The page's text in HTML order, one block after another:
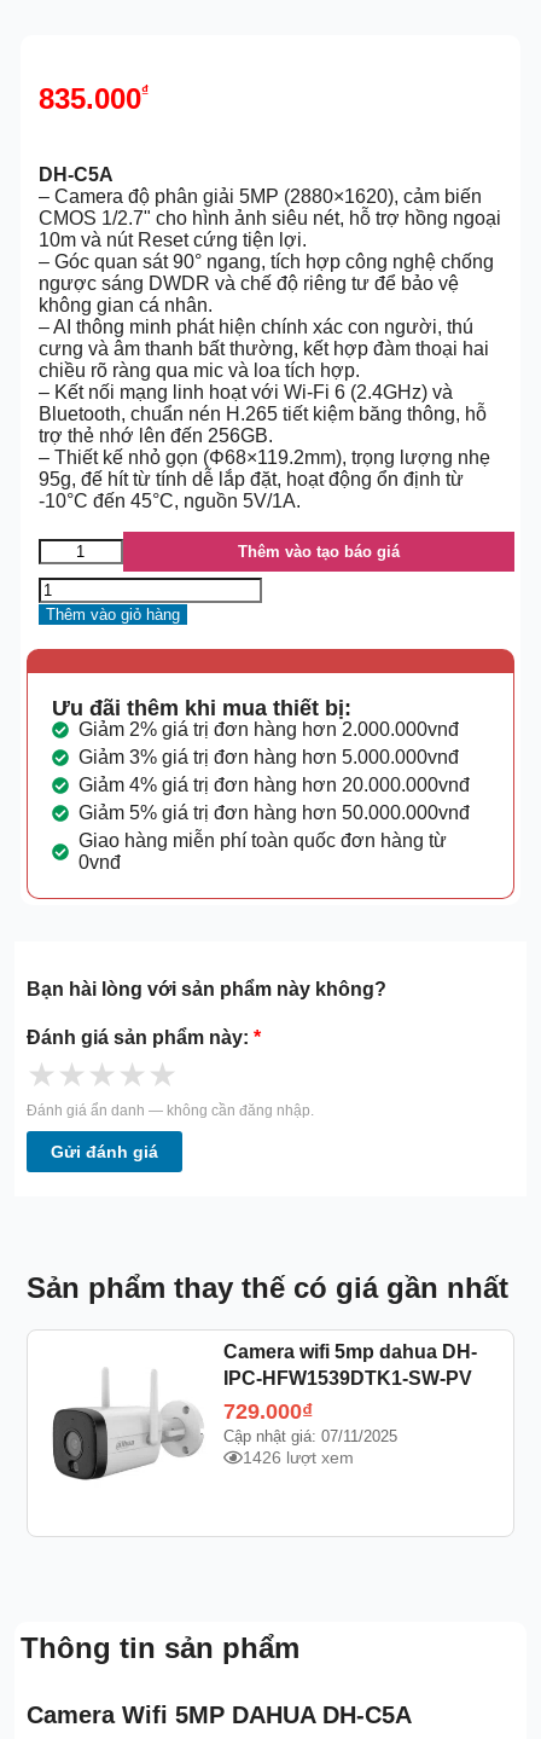
835.000₫
DH-C5A
– Camera độ phân giải 5MP (2880×1620), cảm biến
CMOS 1/2.7" cho hình ảnh siêu nét, hỗ trợ hồng ngoại
10m và nút Reset cứng tiện lợi.
– Góc quan sát 90° ngang, tích hợp công nghệ chống
ngược sáng DWDR và chế độ riêng tư để bảo vệ
không gian cá nhân.
– AI thông minh phát hiện chính xác con người, thú
cưng và âm thanh bất thường, kết hợp đàm thoại hai
chiều rõ ràng qua mic và loa tích hợp.
– Kết nối mạng linh hoạt với Wi-Fi 6 (2.4GHz) và
Bluetooth, chuẩn nén H.265 tiết kiệm băng thông, hỗ
trợ thẻ nhớ lên đến 256GB.
– Thiết kế nhỏ gọn (Φ68×119.2mm), trọng lượng nhẹ
95g, đế hít từ tính dễ lắp đặt, hoạt động ổn định từ
-10°C đến 45°C, nguồn 5V/1A.
Thêm vào tạo báo giá
Thêm vào giỏ hàng
Ưu đãi thêm khi mua thiết bị:
Giảm 2% giá trị đơn hàng hơn 2.000.000vnđ
Giảm 3% giá trị đơn hàng hơn 5.000.000vnđ
Giảm 4% giá trị đơn hàng hơn 20.000.000vnđ
Giảm 5% giá trị đơn hàng hơn 50.000.000vnđ
Giao hàng miễn phí toàn quốc đơn hàng từ
0vnđ
Thông tin sản phẩm
Camera Wifi 5MP DAHUA DH-C5A
Bạn hài lòng với sản phẩm này không?
Đánh giá sản phẩm này:*
★★★★★
Đánh giá ẩn danh — không cần đăng nhập.
Gửi đánh giá
Sản phẩm thay thế có giá gần nhất
Camera wifi 5mp dahua DH-
IPC-HFW1539DTK1-SW-PV
729.000₫
Cập nhật giá: 07/11/2025
1426 lượt xem